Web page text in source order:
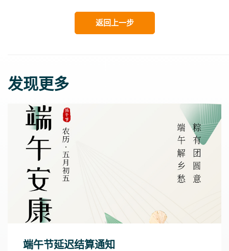
返回上一步
发现更多
端午节延迟结算通知